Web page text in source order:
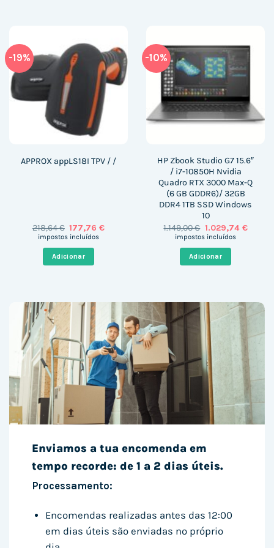
-19%
APPROX appLS18I TPV / /
218,64€ O
preço
era:
218,64 €.
177,76€O
impostos incluídos
Adicionar
-10%
HP Zbook Studio G7 15.6″
/ i7-10850H Nvidia
Quadro RTX 3000 Max-Q
(6 GB GDDR6)/ 32GB
DDR4 1TB SSD Windows
10
1.149,00€ O
preço
era:
1.149,00 €.
1.029,74 €O
impostos incluídos
Adicionar
Enviamos a tua encomenda em
tempo recorde: de 1 a 2 dias úteis.
Processamento:
Encomendas realizadas antes das 12:00
em dias úteis são enviadas no próprio